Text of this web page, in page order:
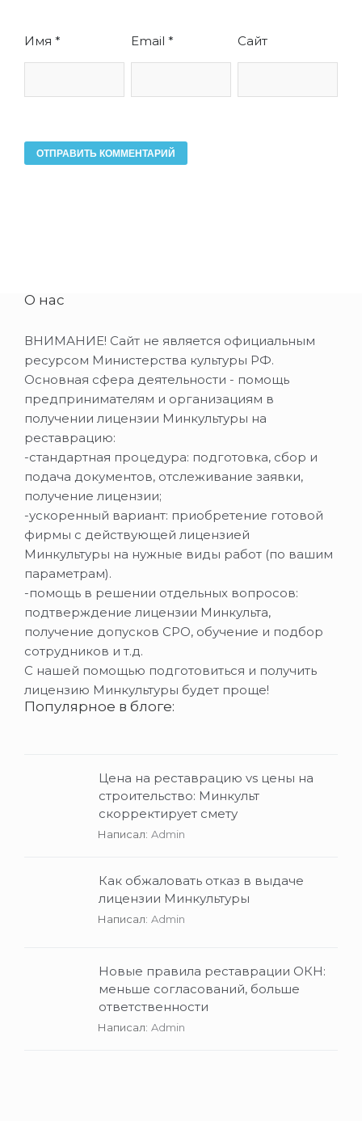
Имя * Email * Сайт
О нас
ВНИМАНИЕ! Сайт не является официальным
ресурсом Министерства культуры РФ.
Основная сфера деятельности - помощь
предпринимателям и организациям в
получении лицензии Минкультуры на
реставрацию:
-стандартная процедура: подготовка, сбор и
подача документов, отслеживание заявки,
получение лицензии;
-ускоренный вариант: приобретение готовой
фирмы с действующей лицензией
Минкультуры на нужные виды работ (по вашим
параметрам).
-помощь в решении отдельных вопросов:
подтверждение лицензии Минкульта,
получение допусков СРО, обучение и подбор
сотрудников и т.д.
С нашей помощью подготовиться и получить
лицензию Минкультуры будет проще!
Популярное в блоге:
Цена на реставрацию vs цены на
строительство: Минкульт
скорректирует смету
Написал: Admin
Как обжаловать отказ в выдаче
лицензии Минкультуры
Написал: Admin
Новые правила реставрации ОКН:
меньше согласований, больше
ответственности
Написал: Admin